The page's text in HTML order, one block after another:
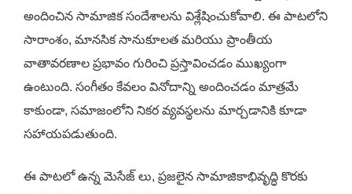
అందించిన సామాజిక సందేశాలను విశ్లేషించుకోవాలి. ఈ పాటలోని
సారాంశం, మానసిక సానుకూలత మరియు ప్రాంతీయ
వాతావరణాల ప్రభావం గురించి ప్రస్తావించడం ముఖ్యంగా
ఉంటుంది. సంగీతం కేవలం వినోదాన్ని అందించడం మాత్రమే
కాకుండా, సమాజంలోని నికర వ్యవస్థలను మార్చడానికి కూడా
సహాయపడుతుంది.
ఈ పాటలో ఉన్న మెసేజ్ లు, ప్రజలైన సామాజికాభివృద్ధి కొరకు